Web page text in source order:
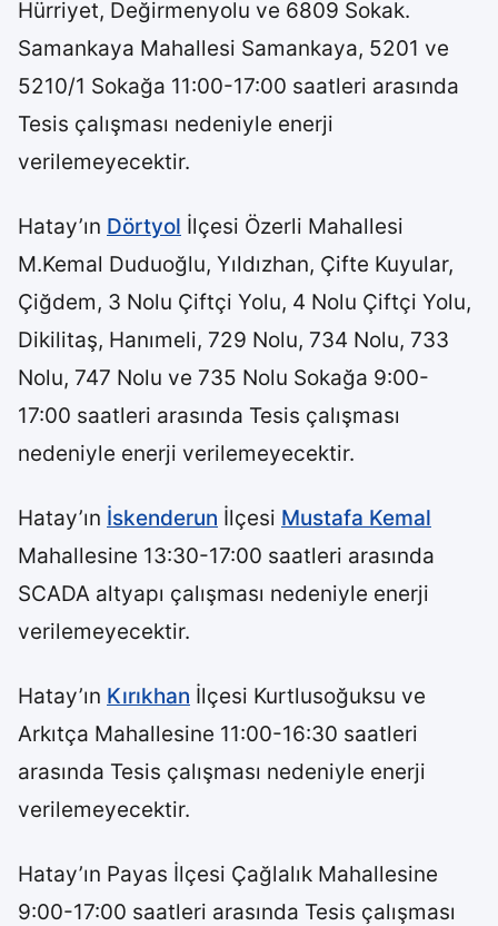
Hürriyet, Değirmenyolu ve 6809 Sokak.
Samankaya Mahallesi Samankaya, 5201 ve
5210/1 Sokağa 11:00-17:00 saatleri arasında
Tesis çalışması nedeniyle enerji
verilemeyecektir.
Hatay’ın Dörtyol İlçesi Özerli Mahallesi
M.Kemal Duduoğlu, Yıldızhan, Çifte Kuyular,
Çiğdem, 3 Nolu Çiftçi Yolu, 4 Nolu Çiftçi Yolu,
Dikilitaş, Hanımeli, 729 Nolu, 734 Nolu, 733
Nolu, 747 Nolu ve 735 Nolu Sokağa 9:00-
17:00 saatleri arasında Tesis çalışması
nedeniyle enerji verilemeyecektir.
Hatay’ın İskenderun İlçesi Mustafa Kemal
Mahallesine 13:30-17:00 saatleri arasında
SCADA altyapı çalışması nedeniyle enerji
verilemeyecektir.
Hatay’ın Kırıkhan İlçesi Kurtlusoğuksu ve
Arkıtça Mahallesine 11:00-16:30 saatleri
arasında Tesis çalışması nedeniyle enerji
verilemeyecektir.
Hatay’ın Payas İlçesi Çağlalık Mahallesine
9:00-17:00 saatleri arasında Tesis çalışması